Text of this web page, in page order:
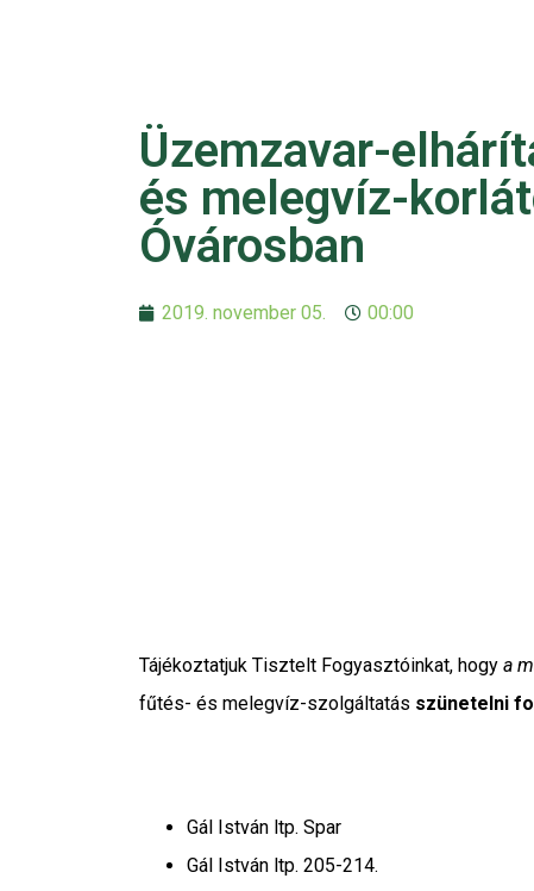
Üzemzavar-
és melegvíz-
Óvárosban
2019. november 05. 00:00
Tájékoztatjuk Tisztelt Fogyasztóinkat, hogya
fűtés- és melegvíz-szolgáltatás szünetelni
Gál István ltp. Spar
Gál István ltp. 205-214.